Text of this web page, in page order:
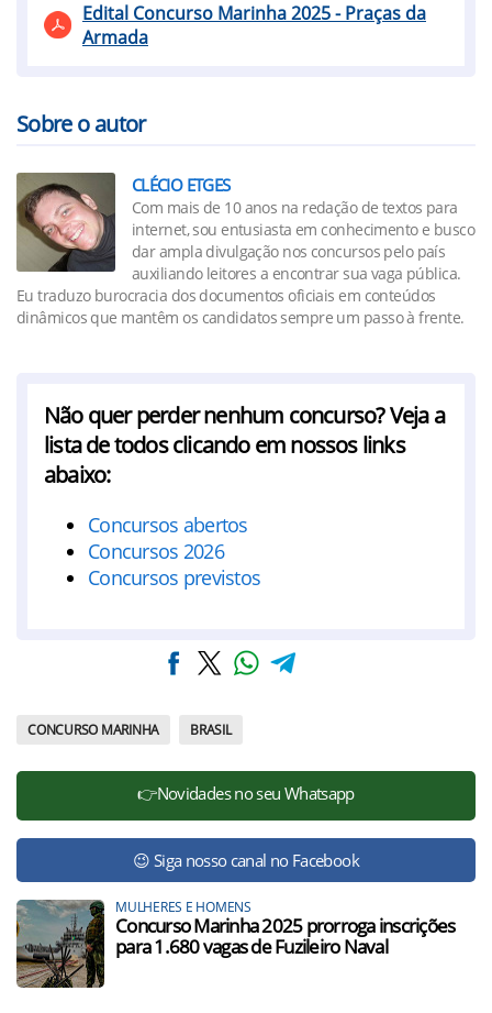
Edital Concurso Marinha 2025 - Praças da
Armada
Sobre o autor
CLÉCIO ETGES
Com mais de 10 anos na redação de textos para
internet, sou entusiasta em conhecimento e busco
dar ampla divulgação nos concursos pelo país
auxiliando leitores a encontrar sua vaga pública.
Eu traduzo burocracia dos documentos oficiais em conteúdos
dinâmicos que mantêm os candidatos sempre um passo à frente.
Não quer perder nenhum concurso? Veja a
lista de todos clicando em nossos links
abaixo:
Concursos abertos
Concursos 2026
Concursos previstos
CONCURSO MARINHA BRASIL
👉Novidades no seu Whatsapp
😉 Siga nosso canal no Facebook
MULHERES E HOMENS
Concurso Marinha 2025 prorroga inscrições
para 1.680 vagas de Fuzileiro Naval